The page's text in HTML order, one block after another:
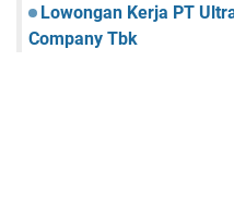
Lowongan Kerja PT
Company Tbk